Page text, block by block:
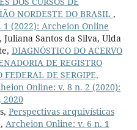
NORDESTE DO BRASIL ,
(2022): Archeion Online
Santos da Silva, Ulda
DIAGNÓSTICO DO ACERVO
DE REGISTRO
DE SERGIPE,
Online: v. 8 n. 2 (2020):
2020
Perspectivas arquivísticas
, Archeion Online: v. 6 n. 1